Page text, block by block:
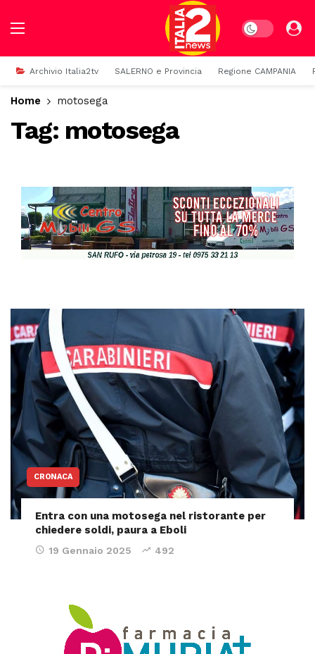
Dark mode
Archivio Italia2tv SALERNO e Provincia Regione CAMPANIA
Home motosega
Tag: motosega
CRONACA
Entra con una motosega nel ristorante per
chiedere soldi, paura a Eboli
19 Gennaio 2025 492